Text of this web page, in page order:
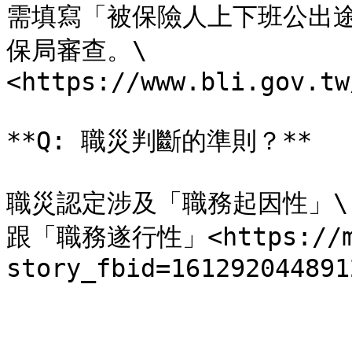
需填寫「被保險人上下班公出
保局審查。\
<https://
**Q: 職災判斷的準則？**
職災認定涉及「職務起因性」\
跟「職務遂行性」